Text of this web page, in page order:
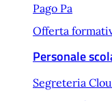
Pago Pa
Offerta
Personale
Segreteria